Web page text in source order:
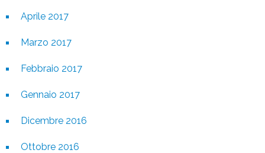
Aprile 2017
Marzo 2017
Febbraio 2017
Gennaio 2017
Dicembre 2016
Ottobre 2016